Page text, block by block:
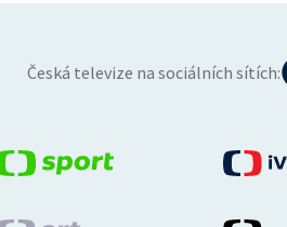
Česká televize na sociálních sítích: